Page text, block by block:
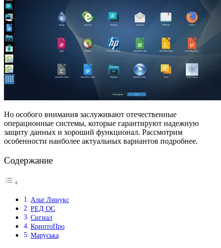
Но особого внимания заслуживают отечественные
операционные системы, которые гарантируют надежную
защиту данных и хороший функционал. Рассмотрим
особенности наиболее актуальных вариантов подробнее.
Содержание
Альт Линукс
РЕД ОС
Сигнал
КриптоПро
Маруська